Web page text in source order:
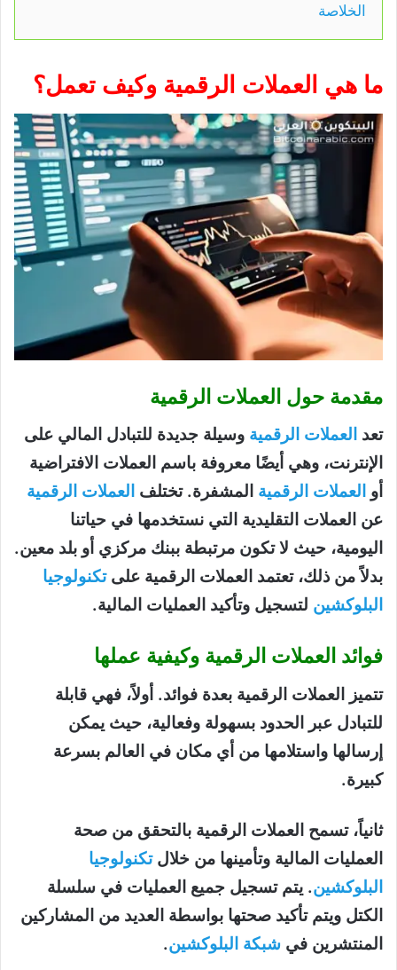
الخلاصة
ما هي العملات الرقمية وكيف تعمل؟
مقدمة حول العملات الرقمية
تعد العملات الرقمية وسيلة جديدة للتبادل المالي على
الإنترنت، وهي أيضًا معروفة باسم العملات الافتراضية
أو العملات الرقمية المشفرة. تختلف العملات الرقمية
عن العملات التقليدية التي نستخدمها في حياتنا
اليومية، حيث لا تكون مرتبطة ببنك مركزي أو بلد معين.
بدلاً من ذلك، تعتمد العملات الرقمية علىتكنولوجيا
البلوكشين لتسجيل وتأكيد العمليات المالية.
فوائد العملات الرقمية وكيفية عملها
تتميز العملات الرقمية بعدة فوائد. أولاً، فهي قابلة
للتبادل عبر الحدود بسهولة وفعالية، حيث يمكن
إرسالها واستلامها من أي مكان في العالم بسرعة
كبيرة.
ثانياً، تسمح العملات الرقمية بالتحقق من صحة
العمليات المالية وتأمينها من خلالتكنولوجيا
البلوكشين. يتم تسجيل جميع العمليات في سلسلة
الكتل ويتم تأكيد صحتها بواسطة العديد من المشاركين
المنتشرين في شبكة البلوكشين.